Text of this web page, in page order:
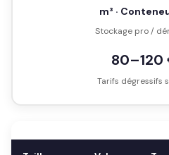
m³ ·
Stockage pro /
80–120
Tarifs dégressifs